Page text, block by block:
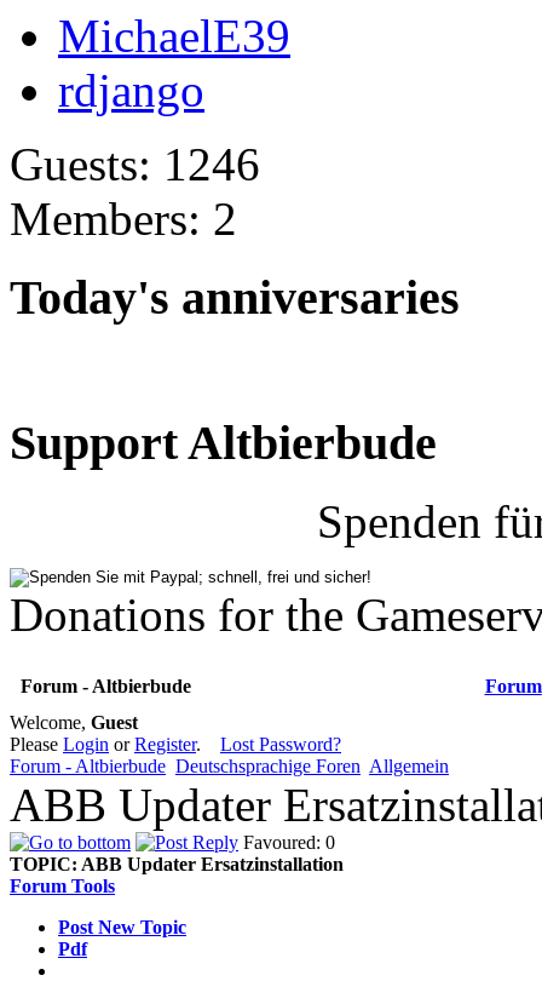
MichaelE39
rdjango
Guests: 1246
Members: 2
Today's anniversaries
Support Altbierbude
Spenden
Donations for the
Forum - Altbierbude Forum
Welcome, Guest
Please Login orRegister. Lost Password?
Forum - Altbierbude Deutschsprachige Foren Allgemein
ABB Updater
Favoured: 0
TOPIC: ABB Updater Ersatzinstallation
Forum Tools
Post New Topic
Pdf